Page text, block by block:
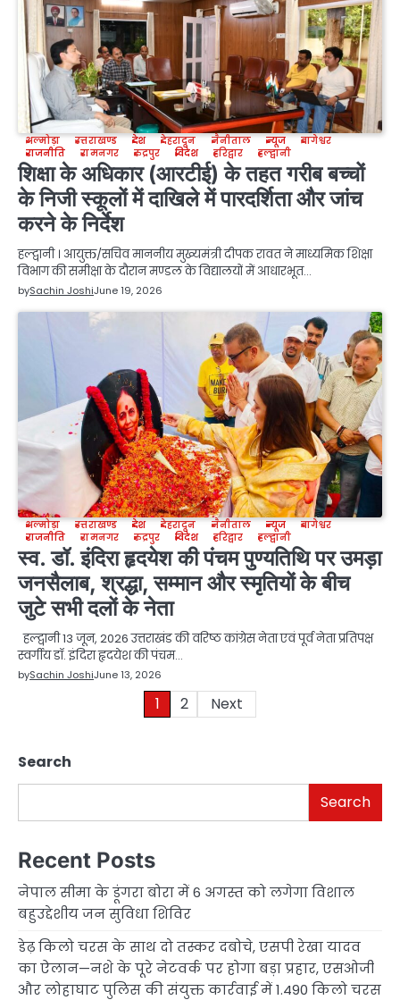
अल्मोड़ा उत्तराखण्ड देश देहरादून नैनीताल न्यूज
बागेश्वर
राजनीति
रामनगर रुद्रपुर विदेश हरिद्वार हल्द्वानी
शिक्षा के अधिकार (आरटीई) के तहत गरीब बच्चों
के निजी स्कूलों में दाखिले में पारदर्शिता और जांच
करने के निर्देश
हल्द्वानी । आयुक्त/सचिव माननीय मुख्यमंत्री दीपक रावत ने माध्यमिक शिक्षा
विभाग की समीक्षा के दौरान मण्डल के विद्यालयों में आधारभूत…
bySachin JoshiJune 19, 2026
अल्मोड़ा उत्तराखण्ड देश देहरादून नैनीताल न्यूज
बागेश्वर
राजनीति
रामनगर रुद्रपुर विदेश हरिद्वार हल्द्वानी
स्व. डॉ. इंदिरा हृदयेश की पंचम पुण्यतिथि पर उमड़ा
जनसैलाब, श्रद्धा, सम्मान और स्मृतियों के बीच
जुटे सभी दलों के नेता
हल्द्वानी 13 जून, 2026 उत्तराखंड की वरिष्ठ कांग्रेस नेता एवं पूर्व नेता प्रतिपक्ष
स्वर्गीय डॉ. इंदिरा हृदयेश की पंचम…
bySachin JoshiJune 13, 2026
1 2 Next
Search
Search
Recent Posts
नेपाल सीमा के डूंगरा बोरा में 6 अगस्त को लगेगा विशाल
बहुउद्देशीय जन सुविधा शिविर
डेढ़ किलो चरस के साथ दो तस्कर दबोचे, एसपी रेखा यादव
का ऐलान—नशे के पूरे नेटवर्क पर होगा बड़ा प्रहार, एसओजी
और लोहाघाट पुलिस की संयुक्त कार्रवाई में 1.490 किलो चरस